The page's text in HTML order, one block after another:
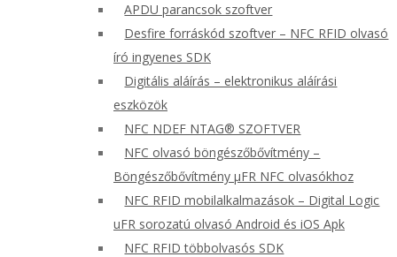
APDU parancsok szoftver
Desfire forráskód szoftver – NFC RFID olvasó
író ingyenes SDK
Digitális aláírás – elektronikus aláírási
eszközök
NFC NDEF NTAG® SZOFTVER
NFC olvasó böngészőbővítmény –
Böngészőbővítmény μFR NFC olvasókhoz
NFC RFID mobilalkalmazások – Digital Logic
uFR sorozatú olvasó Android és iOS Apk
NFC RFID többolvasós SDK